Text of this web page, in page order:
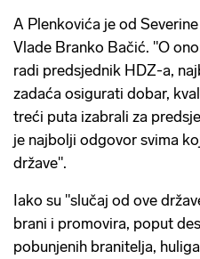
A Plenkovića je od
Vlade Branko Bačić. "O
radi predsjednik HDZ-a,
zadaća osigurati dobar,
treći puta izabrali za
je najbolji odgovor svima
države".
Iako su "slučaj od ove
brani i promovira, poput
pobunjenih branitelja,